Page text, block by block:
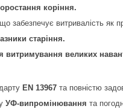
коріння.
забезпечує витривалість як
старіння.
витримування великих
EN 13967 та повністю
УФ-випромінювання та